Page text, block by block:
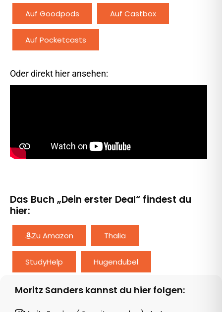
Auf Goodpods Auf Castbox
Auf Pocketcasts
Oder direkt hier ansehen:
Das Buch „Dein erster Deal“ findest du
hier:
Zu Amazon Thalia
StudyHelp Hugendubel
Moritz Sanders kannst du hier folgen:
Instagram
LinkedIn